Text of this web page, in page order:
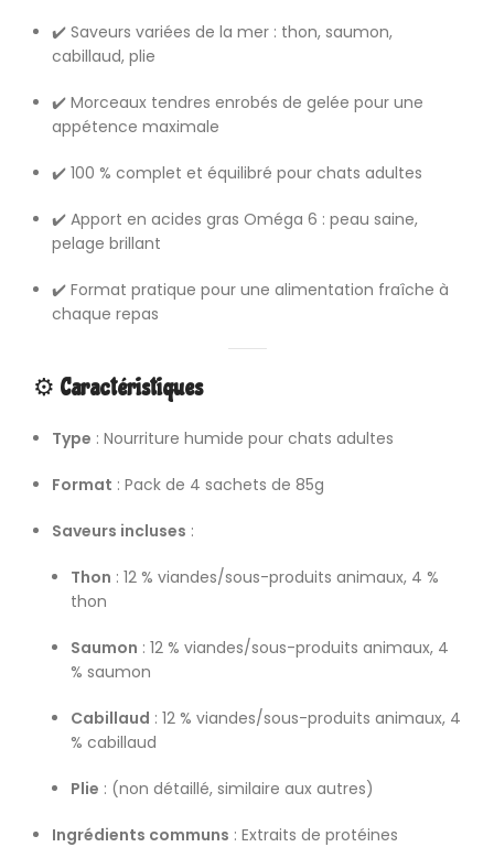
✔️ Saveurs variées de la mer : thon, saumon,
cabillaud, plie
✔️ Morceaux tendres enrobés de gelée pour une
appétence maximale
✔️ 100 % complet et équilibré pour chats adultes
✔️ Apport en acides gras Oméga 6 : peau saine,
pelage brillant
✔️ Format pratique pour une alimentation fraîche à
chaque repas
⚙️ Caractéristiques
Type : Nourriture humide pour chats adultes
Format : Pack de 4 sachets de 85g
Saveurs incluses :
Thon : 12 % viandes/sous-produits animaux, 4 %
thon
Saumon : 12 % viandes/sous-produits animaux, 4
% saumon
Cabillaud : 12 % viandes/sous-produits animaux, 4
% cabillaud
Plie : (non détaillé, similaire aux autres)
Ingrédients communs : Extraits de protéines